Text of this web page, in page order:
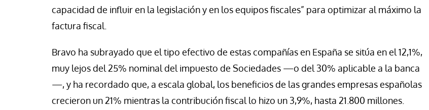
capacidad de influir en la legislación y en los equipos fiscales” para optimizar al máximo la
factura fiscal.
Bravo ha subrayado que el tipo efectivo de estas compañías en España se sitúa en el 12,1%,
muy lejos del 25% nominal del impuesto de Sociedades —o del 30% aplicable a la banca
—, y ha recordado que, a escala global, los beneficios de las grandes empresas españolas
crecieron un 21% mientras la contribución fiscal lo hizo un 3,9%, hasta 21.800 millones.